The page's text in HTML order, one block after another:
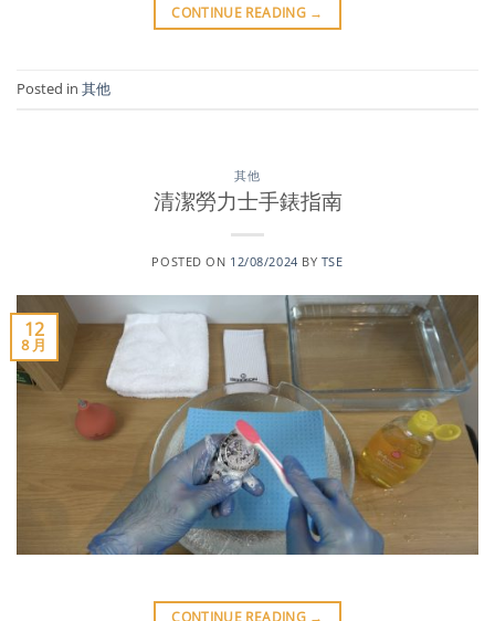
CONTINUE READING →
Posted in 其他
其他
清潔勞力士手錶指南
POSTED ON 12/08/2024 BY TSE
12
8 月
CONTINUE READING →